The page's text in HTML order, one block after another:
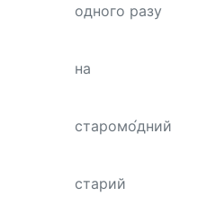
одного разу
на
старомо́дний
старий